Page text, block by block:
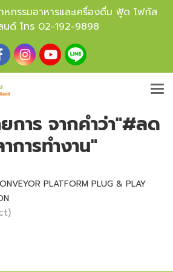
กรรมอาหารและเครื่องดื่ม ฟู้ด โฟกัส
นด์ โทร 02-192-9898
การ จากคำว่า"#ลด
าการทำงาน"
PLATFORM PLUG & PLAY